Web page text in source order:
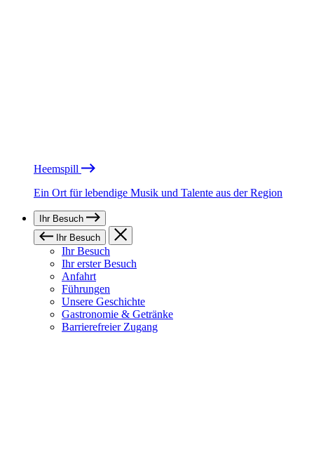
Heemspill
Ein Ort für lebendige Musik und Talente aus der Region
Ihr Besuch
Ihr Besuch
Ihr Besuch
Ihr erster Besuch
Anfahrt
Führungen
Unsere Geschichte
Gastronomie & Getränke
Barrierefreier Zugang